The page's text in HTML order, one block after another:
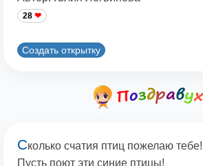
28
Создать открытку
Сколько счатия птиц пожелаю тебе!
Пусть поют эти синие птицы!